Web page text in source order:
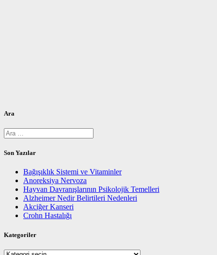
Ara
Arama:
Son Yazılar
Bağışıklık Sistemi ve Vitaminler
Anoreksiya Nervoza
Hayvan Davranışlarının Psikolojik Temelleri
Alzheimer Nedir Belirtileri Nedenleri
Akciğer Kanseri
Crohn Hastalığı
Kategoriler
Kategoriler